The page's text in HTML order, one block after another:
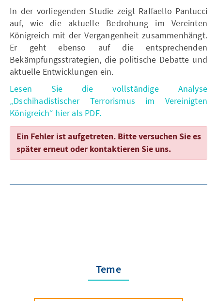
In der vorliegenden Studie zeigt Raffaello Pantucci
auf, wie die aktuelle Bedrohung im Vereinten
Königreich mit der Vergangenheit zusammenhängt.
Er geht ebenso auf die entsprechenden
Bekämpfungsstrategien, die politische Debatte und
aktuelle Entwicklungen ein.
Lesen Sie die vollständige Analyse
„Dschihadistischer Terrorismus im Vereinigten
Königreich“ hier als PDF.
Ein Fehler ist aufgetreten. Bitte versuchen Sie es
später erneut oder kontaktieren Sie uns.
Teme